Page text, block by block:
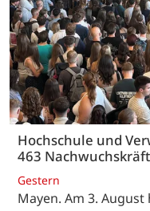
Hochschule und
463
Gestern
Mayen. Am 3.